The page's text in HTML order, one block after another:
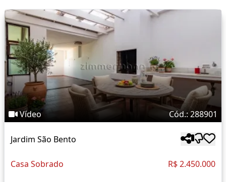
Vídeo Cód.: 288901
Jardim São Bento
Casa Sobrado R$ 2.450.000